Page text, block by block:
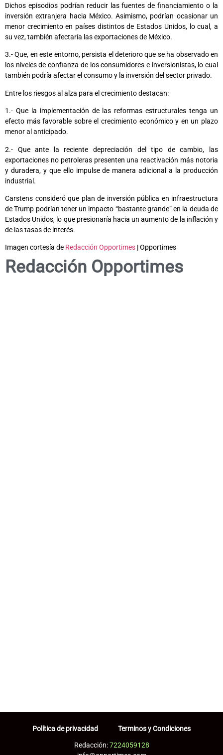
Dichos episodios podrían reducir las fuentes de financiamiento o la
inversión extranjera hacia México. Asimismo, podrían ocasionar un
menor crecimiento en países distintos de Estados Unidos, lo cual, a
su vez, también afectaría las exportaciones de México.
3.- Que, en este entorno, persista el deterioro que se ha observado en
los niveles de confianza de los consumidores e inversionistas, lo cual
también podría afectar el consumo y la inversión del sector privado.
Entre los riesgos al alza para el crecimiento destacan:
1.- Que la implementación de las reformas estructurales tenga un
efecto más favorable sobre el crecimiento económico y en un plazo
menor al anticipado.
2.- Que ante la reciente depreciación del tipo de cambio, las
exportaciones no petroleras presenten una reactivación más notoria
y duradera, y que ello impulse de manera adicional a la producción
industrial.
Carstens consideró que plan de inversión pública en infraestructura
de Trump podrían tener un impacto “bastante grande” en la deuda de
Estados Unidos, lo que presionaría hacia un aumento de la inflación y
de las tasas de interés.
Imagen cortesía de Redacción Opportimes | Opportimes
Redacción Opportimes
Política de privacidad Terminos y Condiciones
Redacción:7224059128